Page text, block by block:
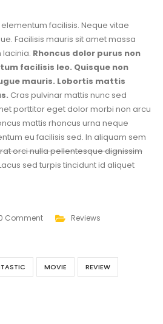
facilisis. Neque vitae
Facilisis mauris sit amet massa
Rhoncus dolor purus non
facilisis leo. Quisque non
mauris. Lobortis mattis
Cras pulvinar mattis nunc sed
porttitor eget dolor morbi non arcu
mattis rhoncus urna neque
eu facilisis sed. In aliquam sem
orci nulla pellentesque dignissim
sed turpis tincidunt id aliquet
Comment
Reviews
MOVIE REVIEW